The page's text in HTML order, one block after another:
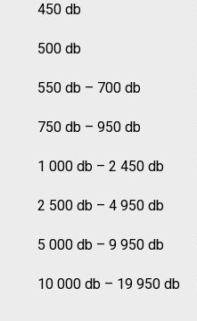
450 db
500 db
550 db – 700 db
750 db – 950 db
1 000 db – 2 450 db
2 500 db – 4 950 db
5 000 db – 9 950 db
10 000 db – 19 950 db